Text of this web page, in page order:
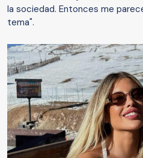
la sociedad. Entonces me
tema".